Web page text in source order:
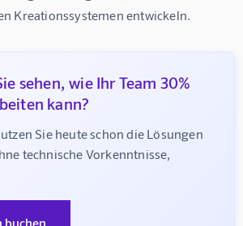
Kreationssystemen entwickeln.
sehen, wie Ihr Team 30%
kann?
Sie heute schon die Lösungen
technische Vorkenntnisse,
buchen